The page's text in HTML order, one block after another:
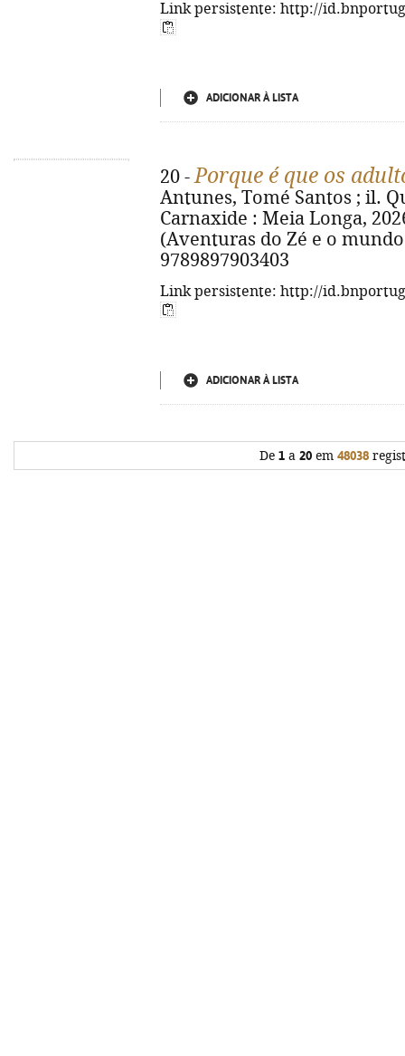
Link persistente: http://
ADICIONAR À LISTA
20 -Porque é que os
Antunes, Tomé Santos ; il.
Carnaxide : Meia Longa,
(Aventuras do Zé e o
9789897903403
Link persistente: http://
ADICIONAR À LISTA
De 1 a 20 em 48038